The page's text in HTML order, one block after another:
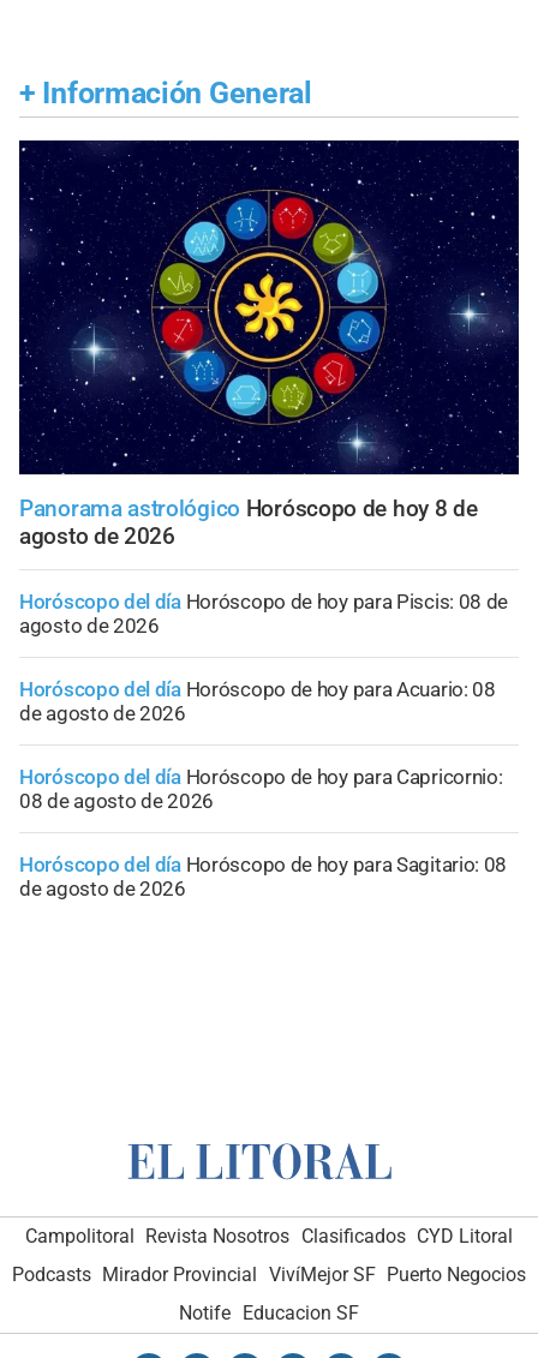
+ Información General
Panorama astrológico Horóscopo de hoy 8 de
agosto de 2026
Horóscopo del día Horóscopo de hoy para Piscis: 08 de
agosto de 2026
Horóscopo del día Horóscopo de hoy para Acuario: 08
de agosto de 2026
Horóscopo del día Horóscopo de hoy para Capricornio:
08 de agosto de 2026
Horóscopo del día Horóscopo de hoy para Sagitario: 08
de agosto de 2026
Campolitoral Revista Nosotros Clasificados CYD Litoral
Podcasts Mirador Provincial VivíMejor SF Puerto Negocios
Notife
Educacion SF